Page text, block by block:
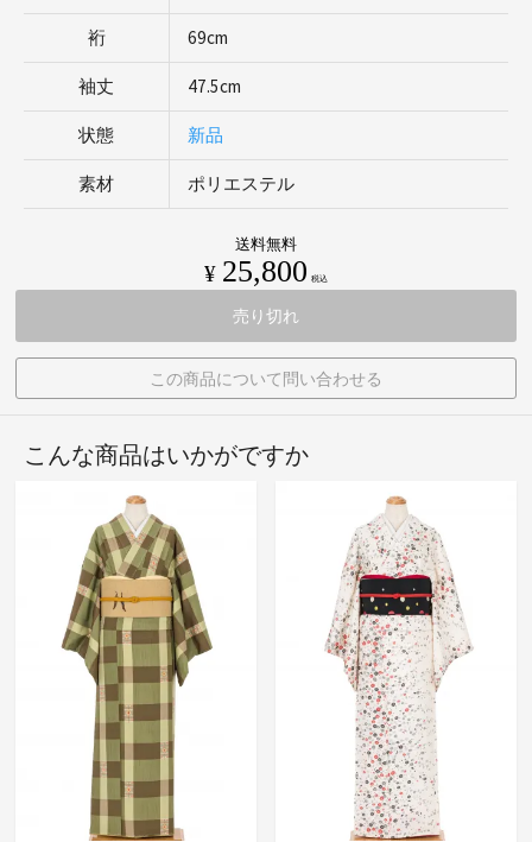
裄 69cm
袖丈 47.5cm
状態 新品
素材 ポリエステル
送料無料
¥ 25,800 税込
売り切れ
この商品について問い合わせる
こんな商品はいかがですか